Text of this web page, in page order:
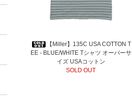
【Miller】135C USA COTTON T
EE - BLUE/WHITE Tシャツ オーバーサ
イズ USAコットン
SOLD OUT